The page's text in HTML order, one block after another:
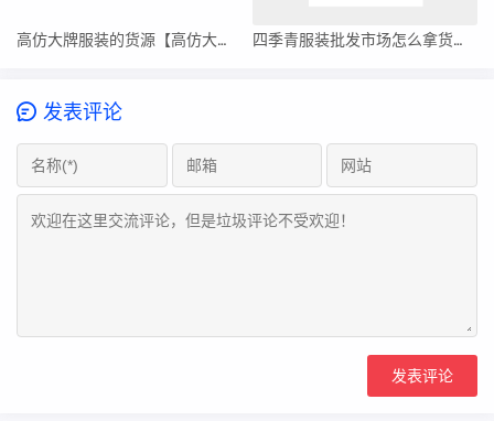
高仿大牌服装的货源【高仿大牌服装的货源在哪里】 四季青服装批发市场怎么拿货（四季青服装业主的货源在哪里）
发表评论